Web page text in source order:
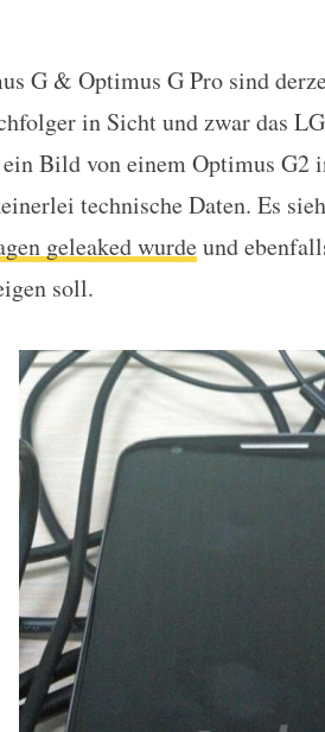
G & Optimus G Pro sind
in Sicht und zwar das
Bild von einem Optimus
technische Daten. Es
geleaked wurdeund
soll.